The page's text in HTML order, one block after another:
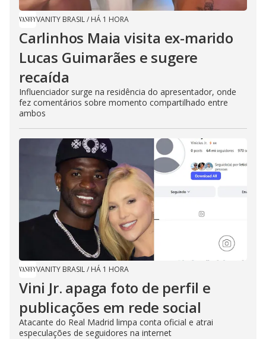
VANITY BRASIL/ HÁ 1 HORA
Carlinhos Maia visita ex-marido
Lucas Guimarães e sugere
recaída
Influenciador surge na residência do apresentador, onde
fez comentários sobre momento compartilhado entre
ambos
VANITY BRASIL/ HÁ 1 HORA
Vini Jr. apaga foto de perfil e
publicações em rede social
Atacante do Real Madrid limpa conta oficial e atrai
especulações de seguidores na internet